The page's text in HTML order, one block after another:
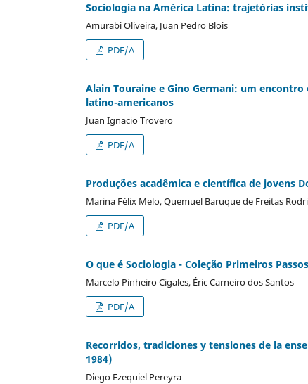
Sociologia na América Latina: trajetórias
Amurabi Oliveira, Juan Pedro Blois
PDF/A
Alain Touraine e Gino Germani: um
latino-americanos
Juan Ignacio Trovero
PDF/A
Produções acadêmica e científica de jovens
Marina Félix Melo, Quemuel Baruque de Freitas
PDF/A
O que é Sociologia - Coleção Primeiros
Marcelo Pinheiro Cigales, Éric Carneiro dos Santos
PDF/A
Recorridos, tradiciones y tensiones de la
1984)
Diego Ezequiel Pereyra